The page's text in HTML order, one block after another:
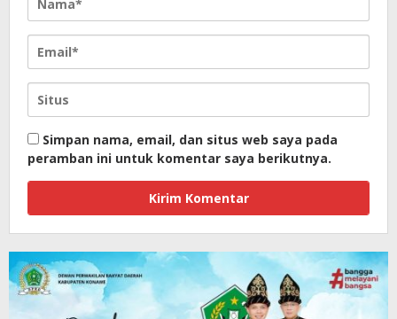
Simpan nama, email, dan situs web saya pada
peramban ini untuk komentar saya berikutnya.